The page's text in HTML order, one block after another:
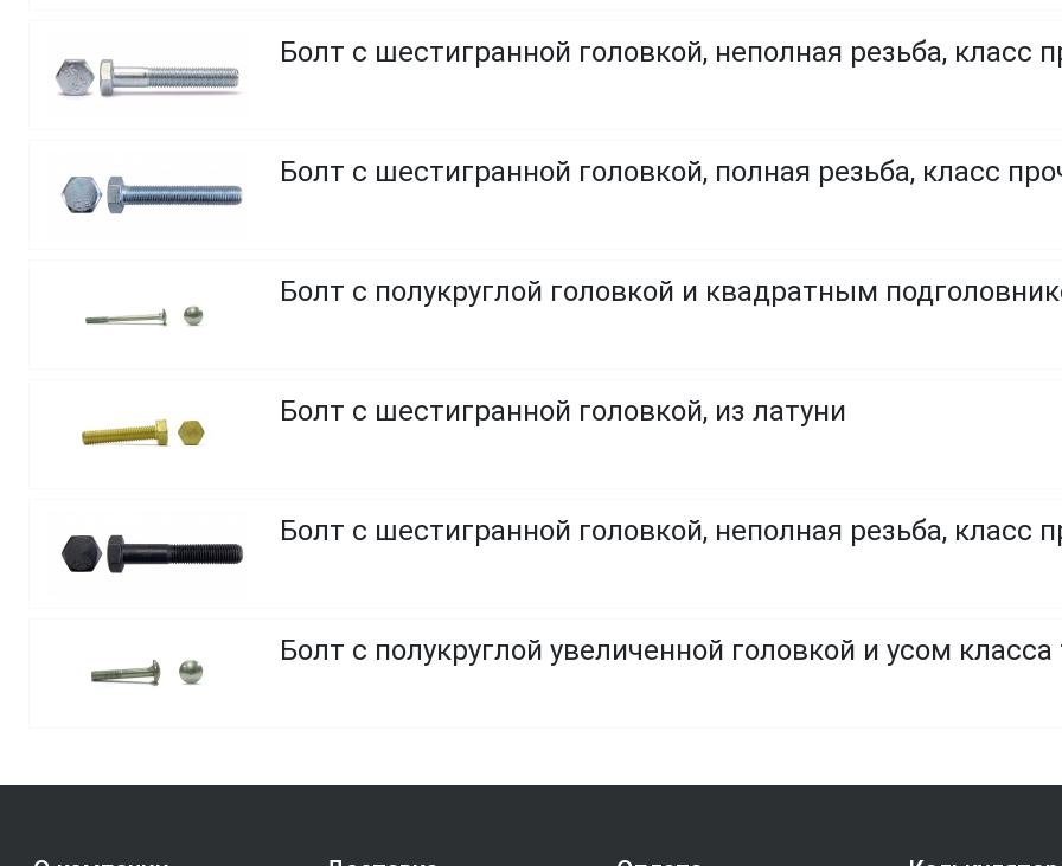
Болт с шестигранной головкой, неполная резьба, класс
Болт с шестигранной головкой, полная резьба, класс
Болт с полукруглой головкой и квадратным
Болт с шестигранной головкой, из латуни
Болт с шестигранной головкой, неполная резьба, класс
Болт с полукруглой увеличенной головкой и усом